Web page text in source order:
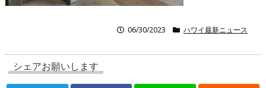
06/30/2023 ハワイ最新ニュース
シェアお願いします